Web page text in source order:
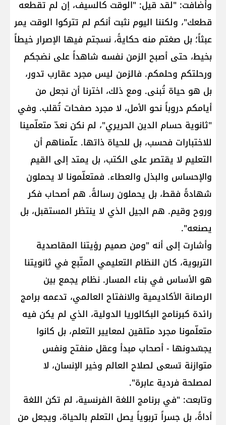
وأضافت: "لقد قيل: "الوقت كالسيف، إن لم تقطعه
قطعك"، ولكننا اليوم نثبت أنكم لم تتركوا الوقت يمر
عبثاً؛ بل صغتم منه حكايةً، نسجتم فيها الإصرار خيطاً
بخيط، حتى أصبح الزمن نفسه شاهداً على نضجكم
ورحلتكم وحلمكم. فالزمن ليس مجرد عقارب تدور،
بل هو حياة تُبنى. ومع ذلك، اخترنا أن نجعل من
أيامكم دروباً نحو الأمل، لا مجرد صفحات تُقلب. وفي
"ثانوية حسام الدين الحريري"، لم نكن نعدّ متعلّمينا
للاختبارات فحسب، بل للحياة ذاتها. علّمناهم أن
التعليم لا يقتصر على الكتب، بل يمتد إلى القيم
والإحساس والبذل والعطاء. فمتعلّمونا لا يحملون
شهادةً فقط، بل يحملون رسالةً. هم أصحاب فكر
وروح وقيم. هم الجيل الذي لا ينتظر المستقبل، بل
يصنعه".
وأشارت إلى أنه "ومن صميم رؤيتنا المقاصدية
التربوية، كان النظام التعليمي المتّبع في ثانويتنا
هو الأساس في بناء المسار. نظام يجمع بين
الرصانة الأكاديمية والانفتاح العالمي، تدعمه برامج
رائدة كبرنامج البكالوريا الدولية، الذي لم يكن فيه
متعلّمونا مجرد متلقين لمعايير التعلم، بل كانوا
يجسّدونها - أصحاب مبدأ وعقل منفتح ونفس
متوازنة تسعى لصلاح العالم وخير الإنسان، لا
لمصلحة فردية عابرة".
وتابعت: "في برنامج اللغة الفرنسية، لم تكن اللغة
أداةً، بل جسراً تربوياً يصل التعلم بالحياة، ويجعل من